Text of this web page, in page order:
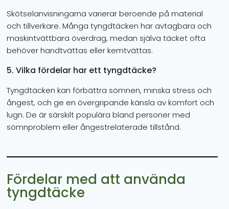
Skötselanvisningarna varierar beroende på material
och tillverkare. Många tyngdtäcken har avtagbara och
maskintvättbara överdrag, medan själva täcket ofta
behöver handtvättas eller kemtvättas.
5. Vilka fördelar har ett tyngdtäcke?
Tyngdtäcken kan förbättra sömnen, minska stress och
ångest, och ge en övergripande känsla av komfort och
lugn. De är särskilt populära bland personer med
sömnproblem eller ångestrelaterade tillstånd.
Fördelar med att använda
tyngdtäcke